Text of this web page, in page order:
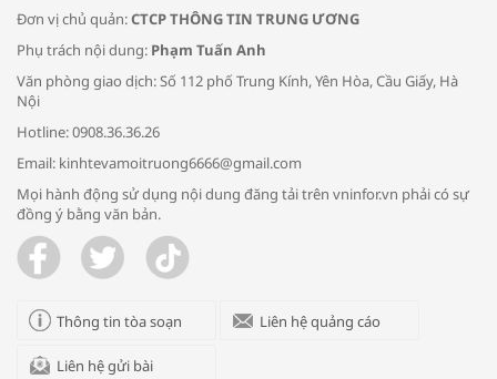
Bác sĩ tư vấn cách phòng tránh bệnh
đường hô hấp trong thời tiết giao mùa
Trao yêu thương cho em
Đơn vị chủ quản:CTCP THÔNG TIN TRUNG ƯƠNG
Phụ trách nội dung: Phạm Tuấn Anh
Văn phòng giao dịch: Số 112 phố Trung Kính, Yên Hòa, Cầu Giấy, Hà
Nội
Hotline: 0908.36.36.26
Email: kinhtevamoitruong6666@gmail.com
Mọi hành động sử dụng nội dung đăng tải trên vninfor.vn phải có sự
đồng ý bằng văn bản.
Thông tin tòa soạn Liên hệ quảng cáo
Liên hệ gửi bài